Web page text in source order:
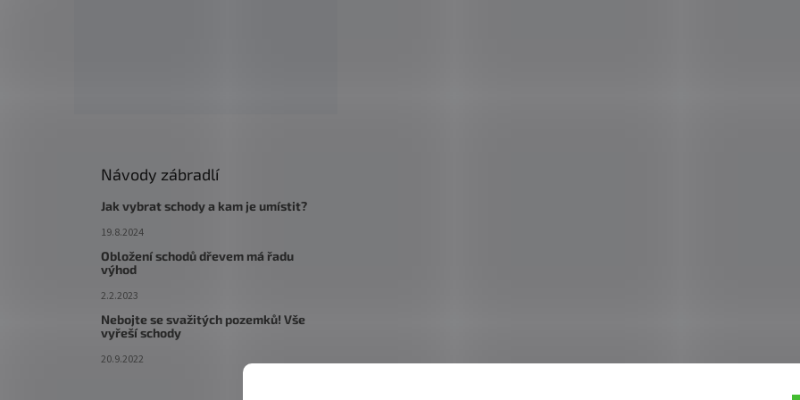
Návody zábradlí
Jak vybrat schody a kam je umístit?
19.8.2024
Obložení schodů dřevem má řadu
výhod
2.2.2023
Nebojte se svažitých pozemků! Vše
vyřeší schody
20.9.2022